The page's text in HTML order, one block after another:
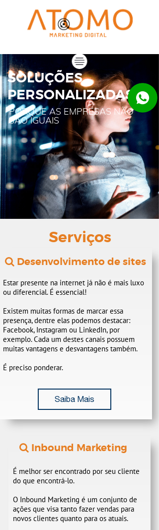
Desenvolvimento de sites
Estar presente na internet já não é mais luxo
ou diferencial. É essencial!
Existem muitas formas de marcar essa
presença, dentre elas podemos destacar:
Facebook, Instagram ou LinkedIn, por
exemplo. Cada um destes canais possuem
muitas vantagens e desvantagens também.
É preciso ponderar.​​​​​​​
Saiba Mais
Serviços
É melhor ser encontrado por seu cliente
do que encontrá-lo.
O Inbound Marketing é um conjunto de
ações que visa tanto fazer vendas para
novos clientes quanto para os atuais.
​ Inbound Marketing
​​​​​​​SOLUÇÕES
PERSONALIZADAS
PORQUE AS EMPRESAS NÃO
SÃO IGUAIS